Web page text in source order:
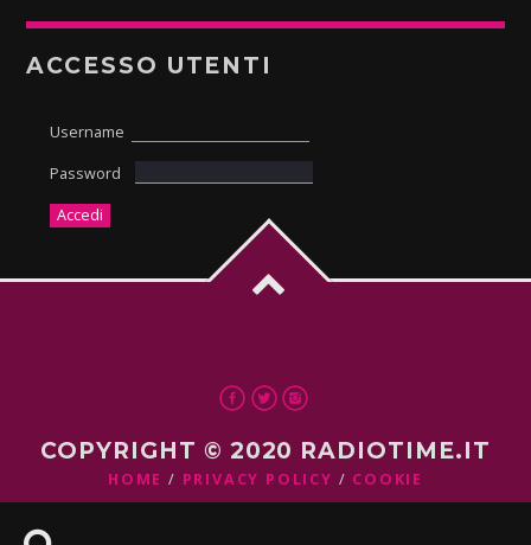
ACCESSO UTENTI
Username
Password
COPYRIGHT © 2020 RADIOTIME.IT
HOME PRIVACY POLICY COOKIE